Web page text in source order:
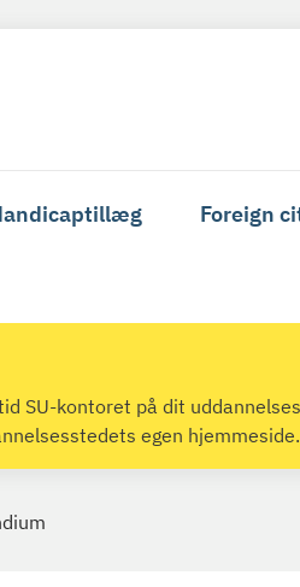
Foreign
SU-kontoret på dit
egen hjemmeside.